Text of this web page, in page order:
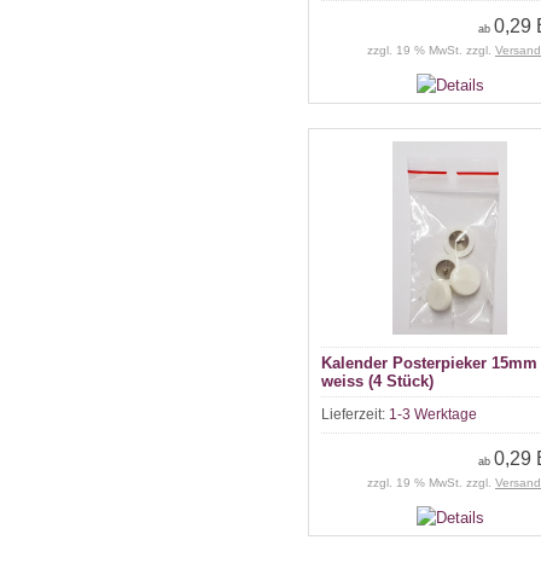
ab 0,29
zzgl. 19 % MwSt. zzgl.
Kalender Posterpieker 15mm
weiss (4 Stück)
Lieferzeit: 1-3 Werktage
ab 0,29
zzgl. 19 % MwSt. zzgl.